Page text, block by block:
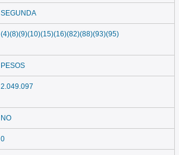
SEGUNDA
(4)(8)(9)(10)(15)(16)(82)(88)(93)(95)
PESOS
2.049.097
NO
0